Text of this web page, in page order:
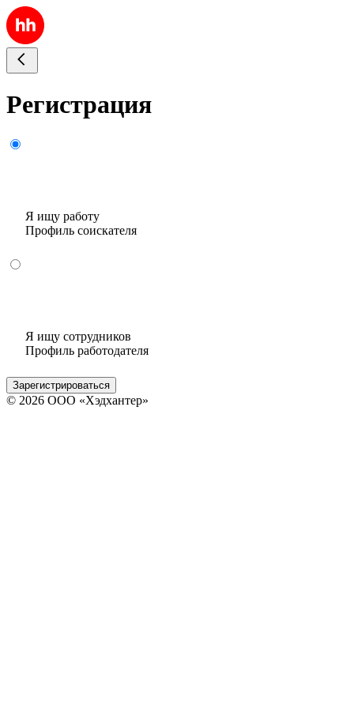
Регистрация
Я ищу работу
Профиль соискателя
Я ищу сотрудников
Профиль работодателя
Зарегистрироваться
© 2026 ООО «Хэдхантер»